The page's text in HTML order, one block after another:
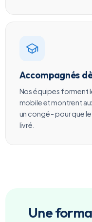
Accompagnés
Nos équipes forment
mobile et montrent
un congé - pour que
livré.
Une